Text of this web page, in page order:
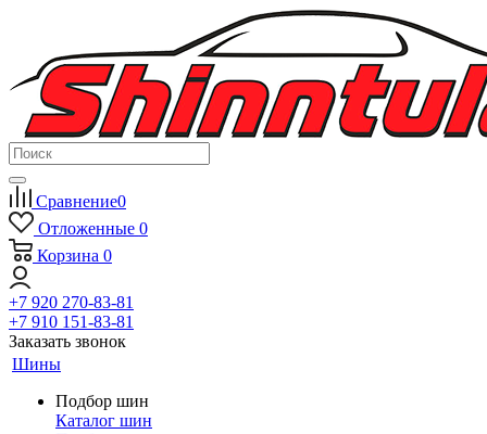
Сравнение0
Отложенные 0
Корзина 0
+7 920 270-83-81
+7 910 151-83-81
Заказать звонок
Шины
Подбор шин
Каталог шин